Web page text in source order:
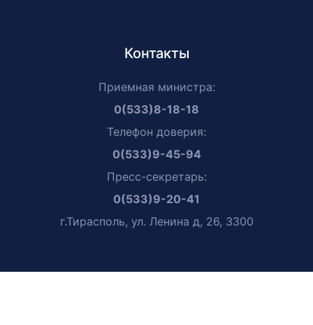
Контакты
Приемная министра:
0(533)8-18-18
Телефон доверия:
0(533)9-45-94
Пресс-секретарь:
0(533)9-20-41
г.Тирасполь, ул. Ленина д, 26, 3300